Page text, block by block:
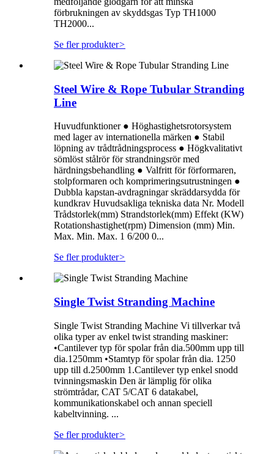
förbrukningen av skyddsgas Typ TH1000
TH2000...
Se fler produkter>
Steel Wire & Rope Tubular Stranding
Line
Huvudfunktioner ● Höghastighetsrotorsystem
med lager av internationella märken ● Stabil
löpning av trådtrådningsprocess ● Högkvalitativt
sömlöst stålrör för strandningsrör med
härdningsbehandling ● Valfritt för förformaren,
stolpformaren och komprimeringsutrustningen ●
Dubbla kapstan-avdragningar skräddarsydda för
kundkrav Huvudsakliga tekniska data Nr. Modell
Trådstorlek(mm) Strandstorlek(mm) Effekt (KW)
Rotationshastighet(rpm) Dimension (mm) Min.
Max. Min. Max. 1 6/200 0...
Se fler produkter>
Single Twist Stranding Machine
Single Twist Stranding Machine Vi tillverkar två
olika typer av enkel twist stranding maskiner:
•Cantilever typ för spolar från dia.500mm upp till
dia.1250mm •Stamtyp för spolar från dia. 1250
upp till d.2500mm 1.Cantilever typ enkel snodd
tvinningsmaskin Den är lämplig för olika
strömtrådar, CAT 5/CAT 6 datakabel,
kommunikationskabel och annan speciell
kabeltvinning. ...
Se fler produkter>